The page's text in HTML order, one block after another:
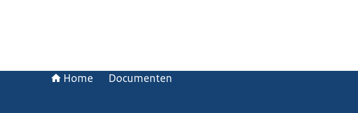
Home Documenten